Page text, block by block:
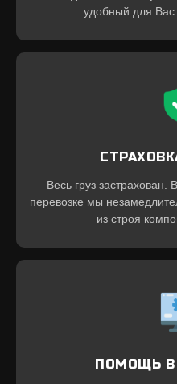
удобный для Вас
Весь груз
перевозке мы
из строя
ПОМОЩЬ В